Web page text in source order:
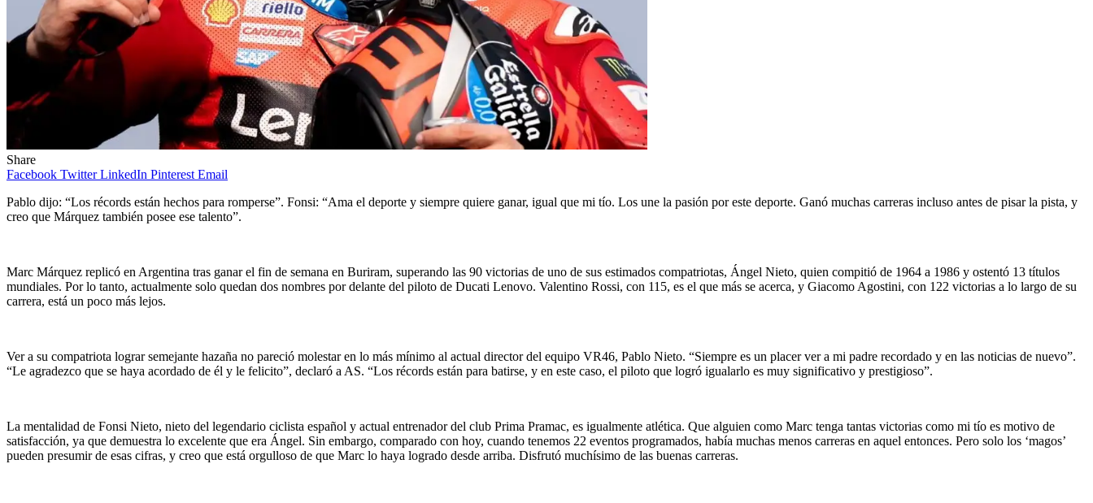
Share
Facebook Twitter LinkedIn Pinterest Email
Pablo dijo: “Los récords están hechos para romperse”. Fonsi: “Ama el deporte y siempre quiere ganar, igual que mi tío. Los une la pasión por este deporte. Ganó muchas carreras incluso antes de pisar la pista, y
creo que Márquez también posee ese talento”.
Marc Márquez replicó en Argentina tras ganar el fin de semana en Buriram, superando las 90 victorias de uno de sus estimados compatriotas, Ángel Nieto, quien compitió de 1964 a 1986 y ostentó 13 títulos
mundiales. Por lo tanto, actualmente solo quedan dos nombres por delante del piloto de Ducati Lenovo. Valentino Rossi, con 115, es el que más se acerca, y Giacomo Agostini, con 122 victorias a lo largo de su
carrera, está un poco más lejos.
Ver a su compatriota lograr semejante hazaña no pareció molestar en lo más mínimo al actual director del equipo VR46, Pablo Nieto. “Siempre es un placer ver a mi padre recordado y en las noticias de nuevo”.
“Le agradezco que se haya acordado de él y le felicito”, declaró a AS. “Los récords están para batirse, y en este caso, el piloto que logró igualarlo es muy significativo y prestigioso”.
La mentalidad de Fonsi Nieto, nieto del legendario ciclista español y actual entrenador del club Prima Pramac, es igualmente atlética. Que alguien como Marc tenga tantas victorias como mi tío es motivo de
satisfacción, ya que demuestra lo excelente que era Ángel. Sin embargo, comparado con hoy, cuando tenemos 22 eventos programados, había muchas menos carreras en aquel entonces. Pero solo los ‘magos’
pueden presumir de esas cifras, y creo que está orgulloso de que Marc lo haya logrado desde arriba. Disfrutó muchísimo de las buenas carreras.